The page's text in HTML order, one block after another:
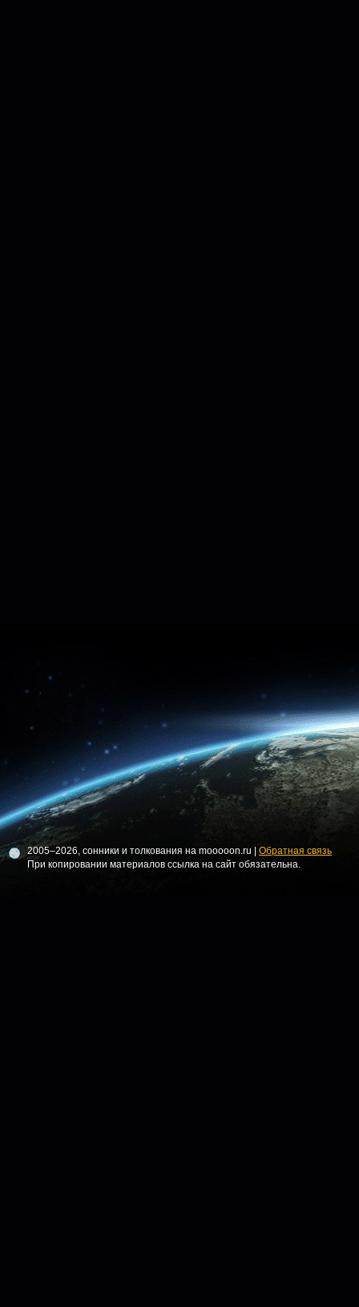
2005–2026, сонники и толкования на mooooon.ru | Обратная связь
При копировании материалов ссылка на сайт обязательна.